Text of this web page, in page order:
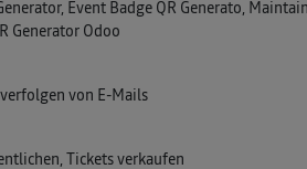
Event Badge QR Generato,
Generator Odoo
von E-Mails
Tickets verkaufen